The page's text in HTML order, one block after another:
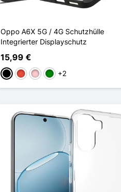
Oppo A6X 5G / 4G Schutzhülle
Integrierter Displayschutz
15,99 €
Schwarz
Rot PinkGrün+2